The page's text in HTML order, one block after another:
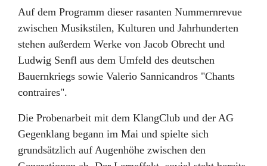
Auf dem Programm dieser rasanten Nummernrevue
zwischen Musikstilen, Kulturen und Jahrhunderten
stehen außerdem Werke von Jacob Obrecht und
Ludwig Senfl aus dem Umfeld des deutschen
Bauernkriegs sowie Valerio Sannicandros "Chants
contraires".
Die Probenarbeit mit dem KlangClub und der AG
Gegenklang begann im Mai und spielte sich
grundsätzlich auf Augenhöhe zwischen den